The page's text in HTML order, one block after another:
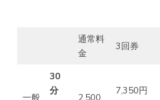
通常料
金
3回券
一般
30
分
2,500
7,350円